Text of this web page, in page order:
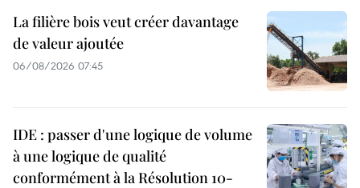
La filière bois veut créer davantage
de valeur ajoutée
06/08/2026 07:45
IDE : passer d'une logique de volume
à une logique de qualité
conformément à la Résolution 10-